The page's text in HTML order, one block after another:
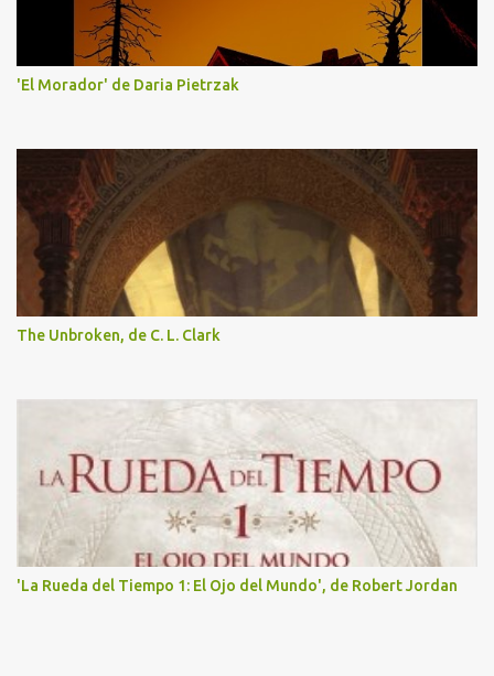
'El Morador' de Daria Pietrzak
The Unbroken, de C. L. Clark
'La Rueda del Tiempo 1: El Ojo del Mundo', de Robert Jordan